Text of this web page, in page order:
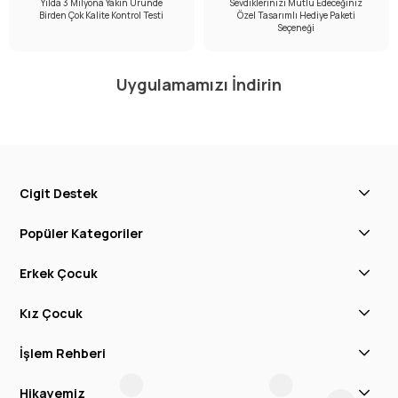
Birden Çok Kalite Kontrol Testi
Özel Tasarımlı Hediye Paketi
Seçeneği
Uygulamamızı İndirin
Cigit Destek
Popüler Kategoriler
Erkek Çocuk
Kız Çocuk
İşlem Rehberi
Hikayemiz